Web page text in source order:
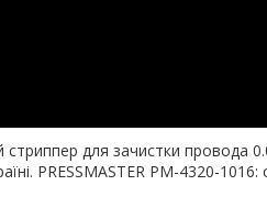
для зачистки провода
PRESSMASTER PM-4320-